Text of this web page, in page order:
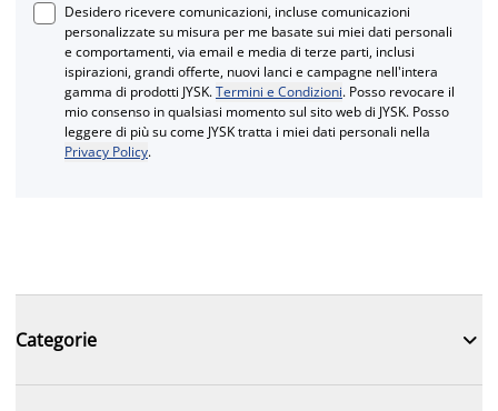
Desidero ricevere comunicazioni, incluse comunicazioni
personalizzate su misura per me basate sui miei dati personali
e comportamenti, via email e media di terze parti, inclusi
ispirazioni, grandi offerte, nuovi lanci e campagne nell'intera
gamma di prodotti JYSK.Termini e Condizioni. Posso revocare il
mio consenso in qualsiasi momento sul sito web di JYSK. Posso
leggere di più su come JYSK tratta i miei dati personali nella
Privacy Policy.
Categorie 